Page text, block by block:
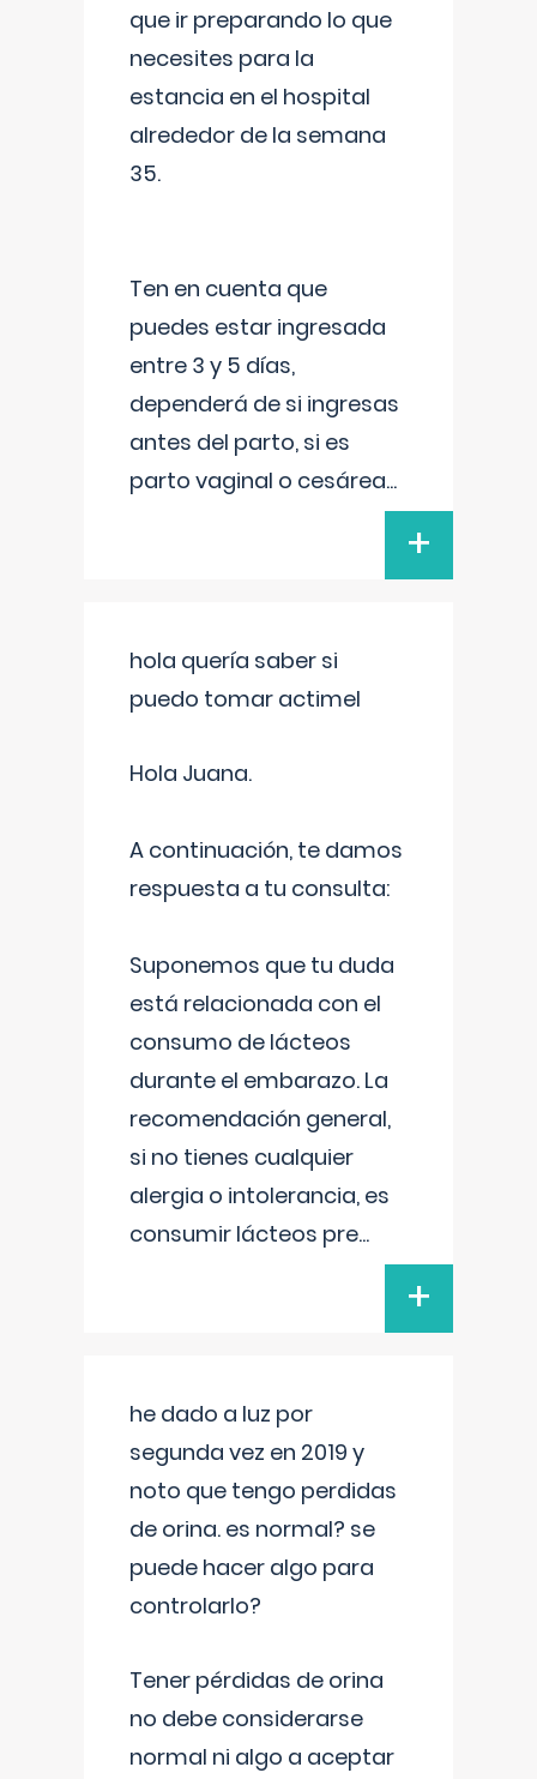
que ir preparando lo que
necesites para la
estancia en el hospital
alrededor de la semana
35.
Ten en cuenta que
puedes estar ingresada
entre 3 y 5 días,
dependerá de si ingresas
antes del parto, si es
parto vaginal o cesárea...
+
hola quería saber si
puedo tomar actimel
Hola Juana.
A continuación, te damos
respuesta a tu consulta:
Suponemos que tu duda
está relacionada con el
consumo de lácteos
durante el embarazo. La
recomendación general,
si no tienes cualquier
alergia o intolerancia, es
consumir lácteos pre...
+
he dado a luz por
segunda vez en 2019 y
noto que tengo perdidas
de orina. es normal? se
puede hacer algo para
controlarlo?
Tener pérdidas de orina
no debe considerarse
normal ni algo a aceptar